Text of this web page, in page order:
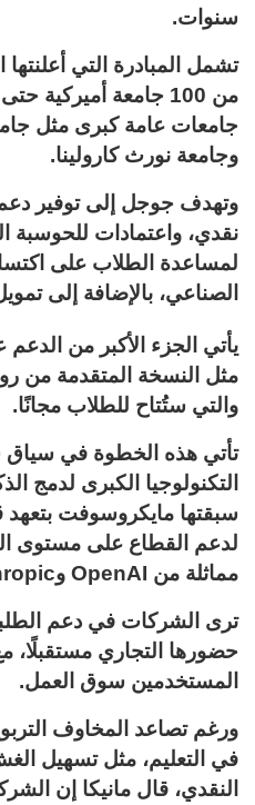
سنوات.
تشمل المبادرة التي أعلنتها
من 100 جامعة أميركية
جامعات عامة كبرى مثل
وجامعة نورث كارولينا.
وتهدف جوجل إلى توفير دعم
نقدي، واعتمادات للحوسبة
لمساعدة الطلاب على
الصناعي، بالإضافة إلى
يأتي الجزء الأكبر من
مثل النسخة المتقدمة من
والتي ستُتاح للطلاب مجانًا.
تأتي هذه الخطوة في
التكنولوجيا الكبرى لدمج
لدعم القطاع على مستوى
مماثلة من OpenAI وAnthropic وأمازون.
ترى الشركات في دعم
حضورها التجاري مستقبلًا،
المستخدمين سوق العمل.
ورغم تصاعد المخاوف
في التعليم، مثل تسهيل
النقدي، قال مانيكا إن